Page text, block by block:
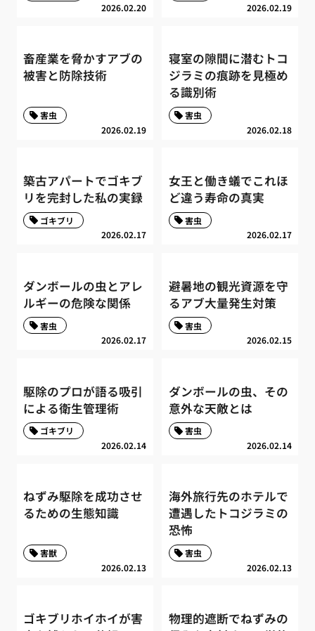
2026.02.20 2026.02.19
畜産業を脅かすアブの
被害と防除技術
2026.02.19
害虫
寝室の隙間に潜むトコ
ジラミの痕跡を見極め
る識別術
2026.02.18
害虫
築古アパートでゴキブ
リを完封した私の実録
2026.02.17
ゴキブリ
女王と働き蟻でこれほ
ど違う寿命の真実
2026.02.17
害虫
ダンボールの虫とアレ
ルギーの危険な関係
2026.02.17
害虫
避暑地の観光資源を守
るアブ大量発生対策
2026.02.15
害虫
駆除のプロが語る吸引
による衛生管理術
2026.02.14
ゴキブリ
ダンボールの虫、その
意外な天敵とは
2026.02.14
害虫
ねずみ駆除を成功させ
るための生態知識
2026.02.13
害獣
海外旅行先のホテルで
遭遇したトコジラミの
恐怖
2026.02.13
害虫
ゴキブリホイホイが害
物理的遮断でねずみの